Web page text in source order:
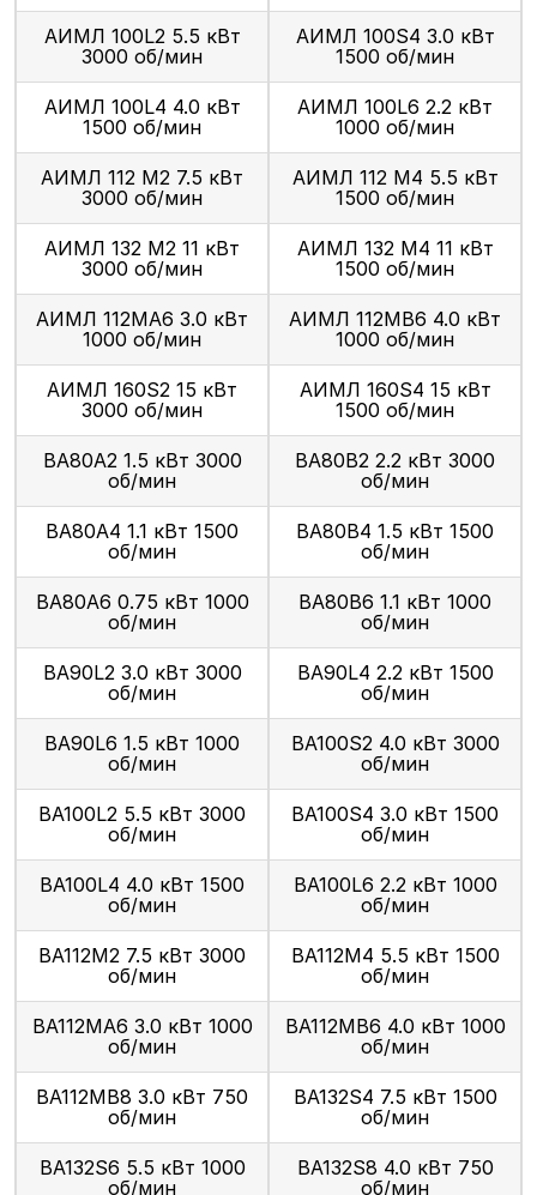
АИМЛ 100L2 5.5 кВт
3000 об/мин
АИМЛ 100S4 3.0 кВт
1500 об/мин
АИМЛ 100L4 4.0 кВт
1500 об/мин
АИМЛ 100L6 2.2 кВт
1000 об/мин
АИМЛ 112 М2 7.5 кВт
3000 об/мин
АИМЛ 112 М4 5.5 кВт
1500 об/мин
АИМЛ 132 М2 11 кВт
3000 об/мин
АИМЛ 132 М4 11 кВт
1500 об/мин
АИМЛ 112МА6 3.0 кВт
1000 об/мин
АИМЛ 112МВ6 4.0 кВт
1000 об/мин
АИМЛ 160S2 15 кВт
3000 об/мин
АИМЛ 160S4 15 кВт
1500 об/мин
ВА80А2 1.5 кВт 3000
об/мин
ВА80В2 2.2 кВт 3000
об/мин
ВА80А4 1.1 кВт 1500
об/мин
ВА80В4 1.5 кВт 1500
об/мин
ВА80А6 0.75 кВт 1000
об/мин
ВА80В6 1.1 кВт 1000
об/мин
ВА90L2 3.0 кВт 3000
об/мин
ВА90L4 2.2 кВт 1500
об/мин
ВА90L6 1.5 кВт 1000
об/мин
ВА100S2 4.0 кВт 3000
об/мин
ВА100L2 5.5 кВт 3000
об/мин
ВА100S4 3.0 кВт 1500
об/мин
ВА100L4 4.0 кВт 1500
об/мин
ВА100L6 2.2 кВт 1000
об/мин
ВА112М2 7.5 кВт 3000
об/мин
ВА112М4 5.5 кВт 1500
об/мин
ВА112МА6 3.0 кВт 1000
об/мин
ВА112МВ6 4.0 кВт 1000
об/мин
ВА112МВ8 3.0 кВт 750
об/мин
ВА132S4 7.5 кВт 1500
об/мин
ВА132S6 5.5 кВт 1000
об/мин
ВА132S8 4.0 кВт 750
об/мин